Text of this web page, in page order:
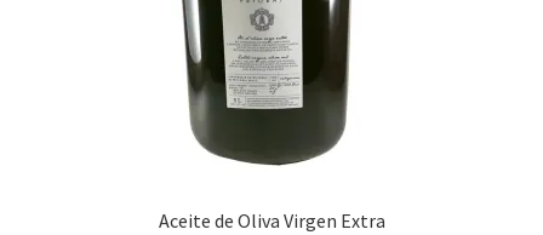
Aceite de Oliva Virgen Extra